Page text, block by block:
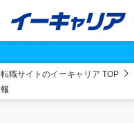
転職サイトのイーキャリア TOP
報